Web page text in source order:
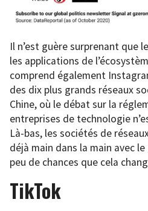
Il n’est guère surprenant que
les applications de
comprend également
des dix plus grands réseaux
Chine, où le débat sur la
entreprises de technologie
Là-bas, les sociétés de
déjà main dans la main avec
peu de chances que cela
TikTok